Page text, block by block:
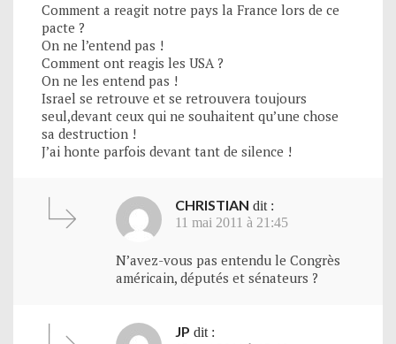
Comment a reagit notre pays la France lors de ce
pacte ?
On ne l’entend pas !
Comment ont reagis les USA ?
On ne les entend pas !
Israel se retrouve et se retrouvera toujours
seul,devant ceux qui ne souhaitent qu’une chose
sa destruction !
J’ai honte parfois devant tant de silence !
CHRISTIAN dit :
11 mai 2011 à 21:45
N’avez-vous pas entendu le Congrès
américain, députés et sénateurs ?
JP dit :